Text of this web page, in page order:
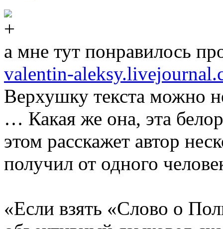
а мне тут понравилось
valentin-
Верхушку текста можно
… Какая же она, эта
этом расскажет автор
получил от одного
«Если взять «Слово о